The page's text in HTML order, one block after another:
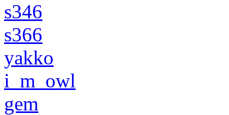
s346
s366
yakko
i_m_owl
gem